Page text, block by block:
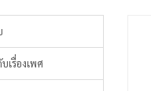
เรื่องเพศ